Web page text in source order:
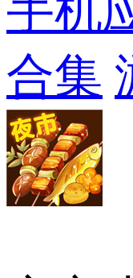
手机
合集